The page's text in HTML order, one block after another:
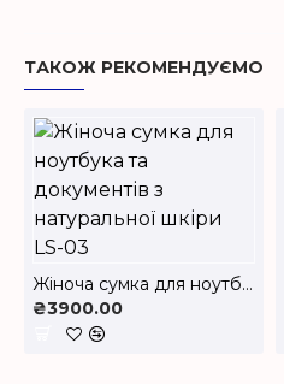
ТАКОЖ РЕКОМЕНДУЄМО
Жіноча сумка для ноутбука та документів з натуральної шкіри LS-03
₴3900.00